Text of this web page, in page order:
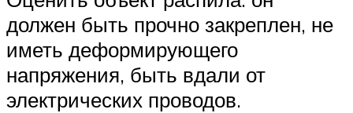
должен быть прочно закреплен, не
иметь деформирующего
напряжения, быть вдали от
электрических проводов.